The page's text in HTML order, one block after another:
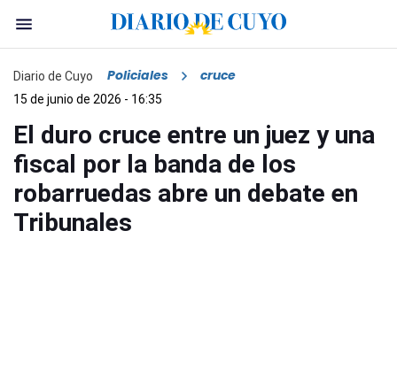
Diario de Cuyo Policiales cruce
15 de junio de 2026 - 16:35
El duro cruce entre un juez y una
fiscal por la banda de los
robarruedas abre un debate en
Tribunales